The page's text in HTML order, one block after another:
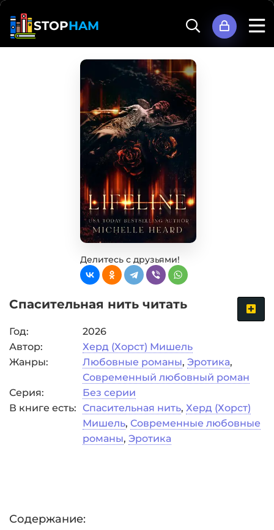
STOPHAM
Делитесь с друзьями!
Спасительная нить читать
Год:
2026
Автор:
Херд (Хорст) Мишель
Жанры:
Любовные романы, Эротика,
Современный любовный роман
Серия:
Без серии
В книге есть:
Спасительная нить, Херд (Хорст)
Мишель, Современные любовные
романы, Эротика
Содержание: